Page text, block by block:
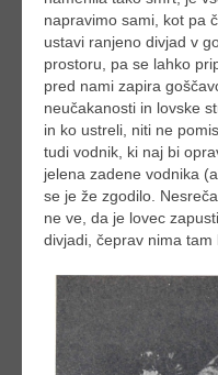
napravimo sami, kot pa
ustavi ranjeno divjad v
prostoru, pa se lahko
pred nami zapira
neučakanosti in lovske
in ko ustreli, niti ne
tudi vodnik, ki naj bi
jelena zadene vodnika
se je že zgodilo.
ne ve, da je lovec
divjadi, čeprav nima tam